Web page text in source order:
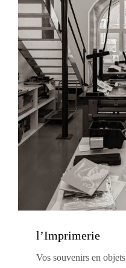
l’Imprimerie
Vos souvenirs en objets